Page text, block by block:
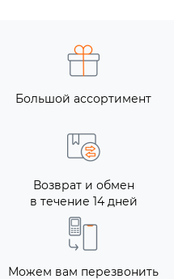
Большой ассортимент
Возврат и обмен
в течение 14 дней
Можем вам перезвонить